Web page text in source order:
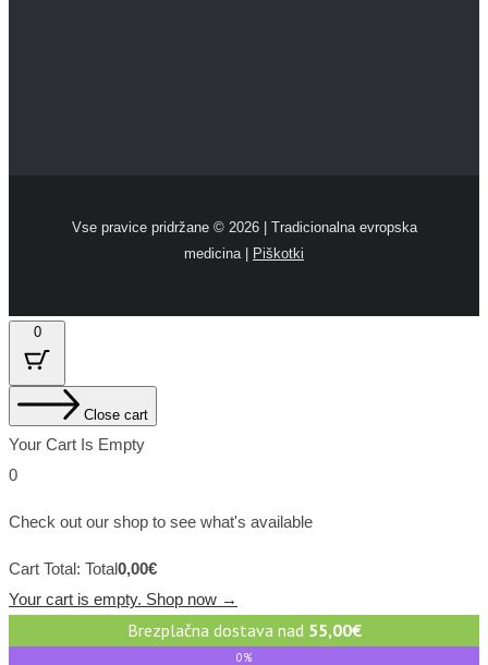
Vse pravice pridržane © 2026 | Tradicionalna evropska
medicina |
Piškotki
0
Close cart
Your Cart Is Empty
0
Check out our shop to see what's available
Cart Total: Total0,00€
Your cart is empty. Shop now →
Brezplačna dostava nad 55,00€
0%